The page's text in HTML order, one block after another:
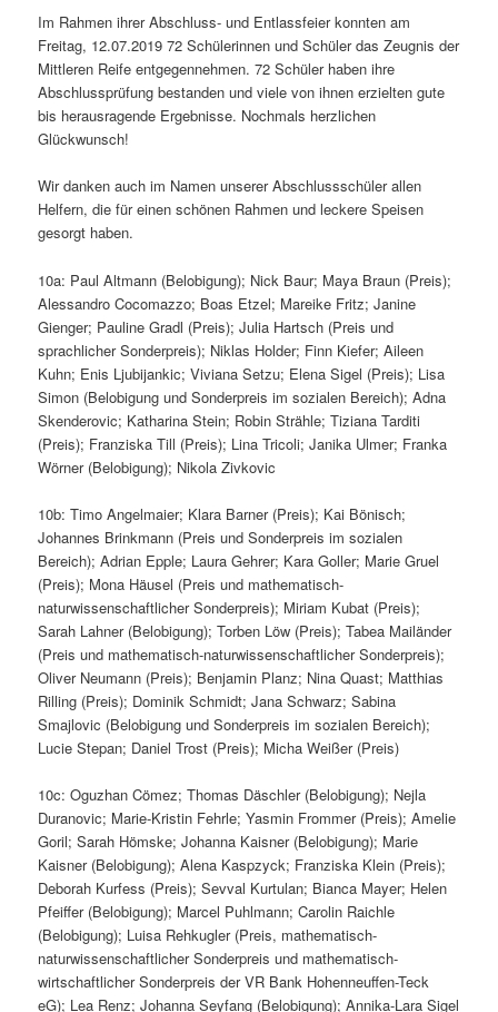
Im Rahmen ihrer Abschluss- und Entlassfeier konnten am
Freitag, 12.07.2019 72 Schülerinnen und Schüler das Zeugnis der
Mittleren Reife entgegennehmen. 72 Schüler haben ihre
Abschlussprüfung bestanden und viele von ihnen erzielten gute
bis herausragende Ergebnisse. Nochmals herzlichen
Glückwunsch!
Wir danken auch im Namen unserer Abschlussschüler allen
Helfern, die für einen schönen Rahmen und leckere Speisen
gesorgt haben.
10a: Paul Altmann (Belobigung); Nick Baur; Maya Braun (Preis);
Alessandro Cocomazzo; Boas Etzel; Mareike Fritz; Janine
Gienger; Pauline Gradl (Preis); Julia Hartsch (Preis und
sprachlicher Sonderpreis); Niklas Holder; Finn Kiefer; Aileen
Kuhn; Enis Ljubijankic; Viviana Setzu; Elena Sigel (Preis); Lisa
Simon (Belobigung und Sonderpreis im sozialen Bereich); Adna
Skenderovic; Katharina Stein; Robin Strähle; Tiziana Tarditi
(Preis); Franziska Till (Preis); Lina Tricoli; Janika Ulmer; Franka
Wörner (Belobigung); Nikola Zivkovic
10b: Timo Angelmaier; Klara Barner (Preis); Kai Bönisch;
Johannes Brinkmann (Preis und Sonderpreis im sozialen
Bereich); Adrian Epple; Laura Gehrer; Kara Goller; Marie Gruel
(Preis); Mona Häusel (Preis und mathematisch-
naturwissenschaftlicher Sonderpreis); Miriam Kubat (Preis);
Sarah Lahner (Belobigung); Torben Löw (Preis); Tabea Mailänder
(Preis und mathematisch-naturwissenschaftlicher Sonderpreis);
Oliver Neumann (Preis); Benjamin Planz; Nina Quast; Matthias
Rilling (Preis); Dominik Schmidt; Jana Schwarz; Sabina
Smajlovic (Belobigung und Sonderpreis im sozialen Bereich);
Lucie Stepan; Daniel Trost (Preis); Micha Weißer (Preis)
10c: Oguzhan Cömez; Thomas Däschler (Belobigung); Nejla
Duranovic; Marie-Kristin Fehrle; Yasmin Frommer (Preis); Amelie
Goril; Sarah Hömske; Johanna Kaisner (Belobigung); Marie
Kaisner (Belobigung); Alena Kaspzyck; Franziska Klein (Preis);
Deborah Kurfess (Preis); Sevval Kurtulan; Bianca Mayer; Helen
Pfeiffer (Belobigung); Marcel Puhlmann; Carolin Raichle
(Belobigung); Luisa Rehkugler (Preis, mathematisch-
naturwissenschaftlicher Sonderpreis und mathematisch-
wirtschaftlicher Sonderpreis der VR Bank Hohenneuffen-Teck
eG); Lea Renz; Johanna Seyfang (Belobigung); Annika-Lara Sigel